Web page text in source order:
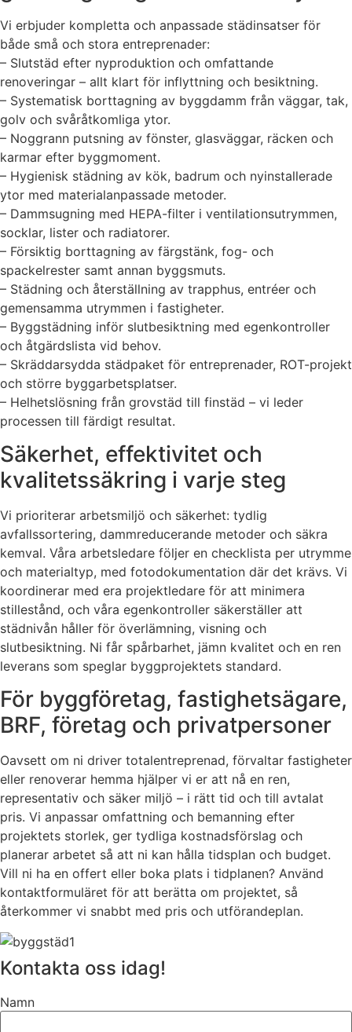
Vi erbjuder kompletta och anpassade städinsatser för
både små och stora entreprenader:
– Slutstäd efter nyproduktion och omfattande
renoveringar – allt klart för inflyttning och besiktning.
– Systematisk borttagning av byggdamm från väggar, tak,
golv och svåråtkomliga ytor.
– Noggrann putsning av fönster, glasväggar, räcken och
karmar efter byggmoment.
– Hygienisk städning av kök, badrum och nyinstallerade
ytor med materialanpassade metoder.
– Dammsugning med HEPA-filter i ventilationsutrymmen,
socklar, lister och radiatorer.
– Försiktig borttagning av färgstänk, fog- och
spackelrester samt annan byggsmuts.
– Städning och återställning av trapphus, entréer och
gemensamma utrymmen i fastigheter.
– Byggstädning inför slutbesiktning med egenkontroller
och åtgärdslista vid behov.
– Skräddarsydda städpaket för entreprenader, ROT-projekt
och större byggarbetsplatser.
– Helhetslösning från grovstäd till finstäd – vi leder
processen till färdigt resultat.
Säkerhet, effektivitet och
kvalitetssäkring i varje steg
Vi prioriterar arbetsmiljö och säkerhet: tydlig
avfallssortering, dammreducerande metoder och säkra
kemval. Våra arbetsledare följer en checklista per utrymme
och materialtyp, med fotodokumentation där det krävs. Vi
koordinerar med era projektledare för att minimera
stillestånd, och våra egenkontroller säkerställer att
städnivån håller för överlämning, visning och
slutbesiktning. Ni får spårbarhet, jämn kvalitet och en ren
leverans som speglar byggprojektets standard.
För byggföretag, fastighetsägare,
BRF, företag och privatpersoner
Oavsett om ni driver totalentreprenad, förvaltar fastigheter
eller renoverar hemma hjälper vi er att nå en ren,
representativ och säker miljö – i rätt tid och till avtalat
pris. Vi anpassar omfattning och bemanning efter
projektets storlek, ger tydliga kostnadsförslag och
planerar arbetet så att ni kan hålla tidsplan och budget.
Vill ni ha en offert eller boka plats i tidplanen? Använd
kontaktformuläret för att berätta om projektet, så
återkommer vi snabbt med pris och utförandeplan.
Kontakta oss idag!
Namn